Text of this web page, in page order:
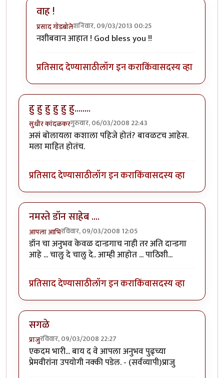
वाह !
प्रसाद गोडबोलेशनिवार, 09/03/2013 00:25
In reply toमाझा अनुभव...byप्रभाकर पेठकर
नशीबवान आहात ! God bless you !!
प्रतिसाद देण्यासाठीलॉग इन कराकिंवासदस्य व्हा
हु हु हु हु हु हु........
सुधीर कांदळकरगुरुवार, 06/03/2008 22:43
असं बोलायला कशाला पहिजे होतं? बावळटच आहेस.
मला माहित होतंच.
प्रतिसाद देण्यासाठीलॉग इन कराकिंवासदस्य व्हा
नमस्ते डॉन साहेब ....
आपला आभिरविवार, 09/03/2008 12:05
डॉन चा अनुभव केवळ दान्डगाच नाही तर अति दान्डगा
आहे ... चालु दे चालु दे.. आम्ही आहोत ... पाठिशी...
प्रतिसाद देण्यासाठीलॉग इन कराकिंवासदस्य व्हा
सगळे
प्राजुरविवार, 09/03/2008 22:27
एकदम भारी... बाय द वे आपला अनुभव पुढ्च्या
प्रेमवीरांना उपयोगी नक्की पडेल. - (सर्वव्यापी)प्राजु